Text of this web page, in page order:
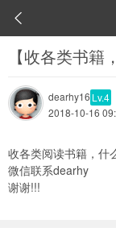

【收各类书籍
dearhy16 Lv.4
2018-10-16
收各类阅读书籍，什
微信联系dearhy
谢谢!!!